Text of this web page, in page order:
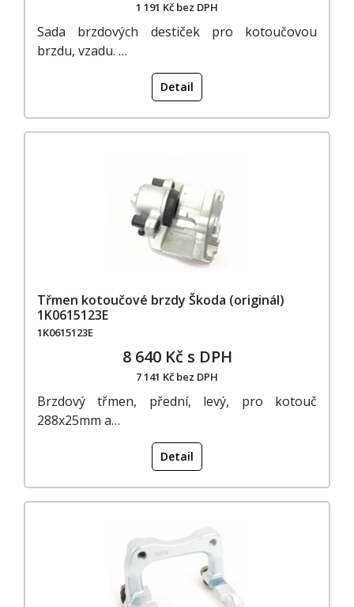
1 191 Kč bez DPH
Sada brzdových destiček pro kotoučovou
brzdu, vzadu. …
Detail
Třmen kotoučové brzdy Škoda (originál)
1K0615123E
1K0615123E
8 640 Kč s DPH
7 141 Kč bez DPH
Brzdový třmen, přední, levý, pro kotouč
288x25mm a…
Detail